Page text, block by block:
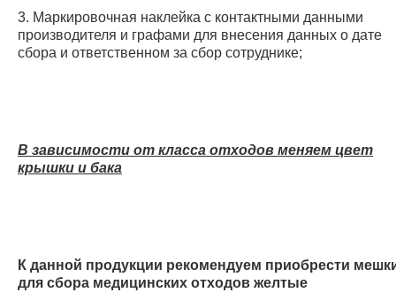
3. Маркировочная наклейка с контактными данными
производителя и графами для внесения данных о дате
сбора и ответственном за сбор сотруднике;
В зависимости от класса отходов меняем цвет
крышки и бака
К данной продукции рекомендуем приобрести
для сбора медицинских отходов желтые